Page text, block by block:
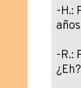
-H.:
-R.:
¿Eh?